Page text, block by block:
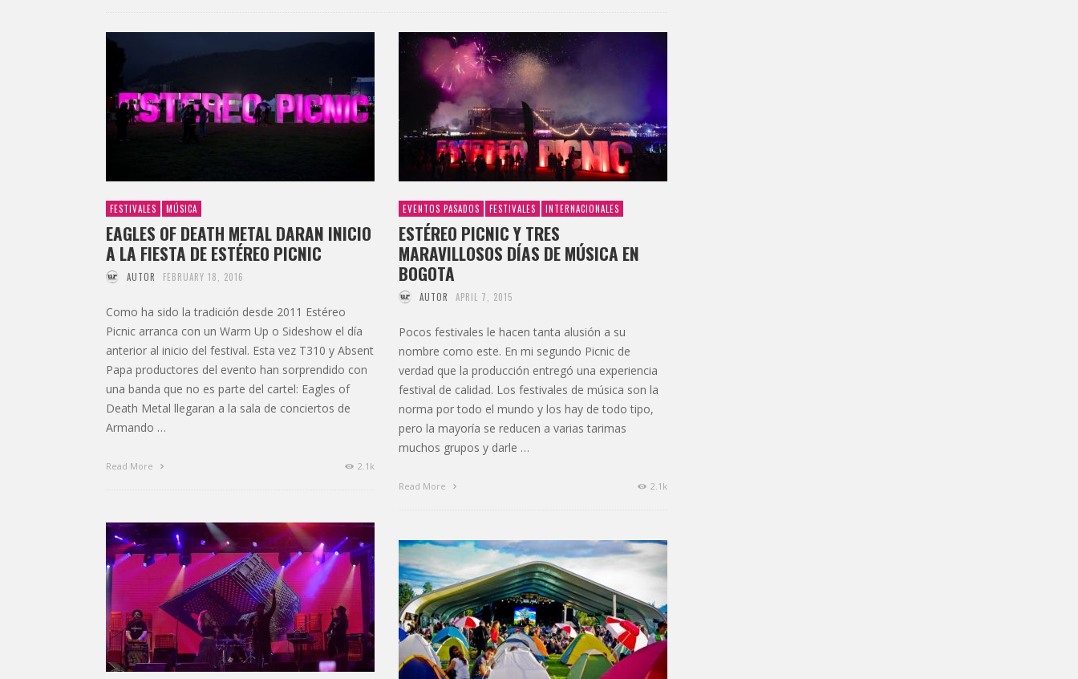
FESTIVALES MÚSICA
EAGLES OF DEATH METAL DARAN INICIO
A LA FIESTA DE ESTÉREO PICNIC
AUTOR FEBRUARY 18, 2016
Como ha sido la tradición desde 2011 Estéreo
Picnic arranca con un Warm Up o Sideshow el día
anterior al inicio del festival. Esta vez T310 y Absent
Papa productores del evento han sorprendido con
una banda que no es parte del cartel: Eagles of
Death Metal llegaran a la sala de conciertos de
Armando …
Read More 2.1k
EVENTOS PASADOS FESTIVALES INTERNACIONALES
ESTÉREO PICNIC Y TRES
MARAVILLOSOS DÍAS DE MÚSICA EN
BOGOTA
AUTOR APRIL 7, 2015
Pocos festivales le hacen tanta alusión a su
nombre como este. En mi segundo Picnic de
verdad que la producción entregó una experiencia
festival de calidad. Los festivales de música son la
norma por todo el mundo y los hay de todo tipo,
pero la mayoría se reducen a varias tarimas
muchos grupos y darle …
Read More 2.1k